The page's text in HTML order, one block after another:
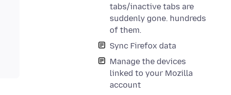
tabs/inactive tabs are
suddenly gone. hundreds
of them.
Sync Firefox data
Manage the devices
linked to your Mozilla
account